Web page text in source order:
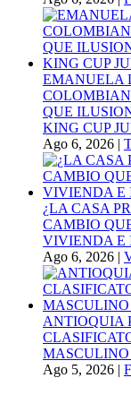
EMANUELA
QUE
KING CUP
Ago 6, 2026 |
¿LA CASA
CAMBIO
VIVIENDA E
Ago 6, 2026 |
ANTIOQUIA
MASCULINO
Ago 5, 2026 |